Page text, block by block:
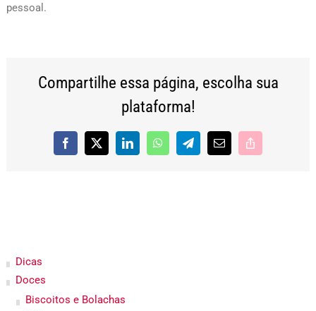
pessoal.
Compartilhe essa página, escolha sua
plataforma!
Facebook
X LinkedInWhatsAppTelegram
E-
mail
Copy
Link
Dicas
Doces
Biscoitos e Bolachas